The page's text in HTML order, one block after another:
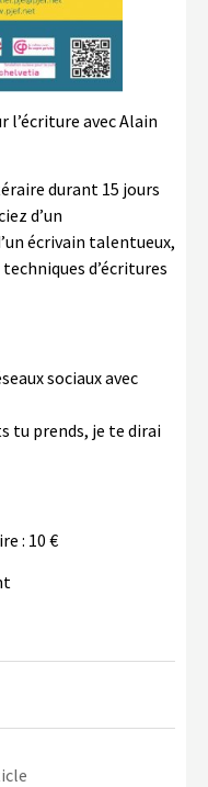
l’écriture avec Alain
durant 15 jours
d’un
écrivain talentueux,
d’écritures
sociaux avec
tu prends, je te dirai
: 10 €